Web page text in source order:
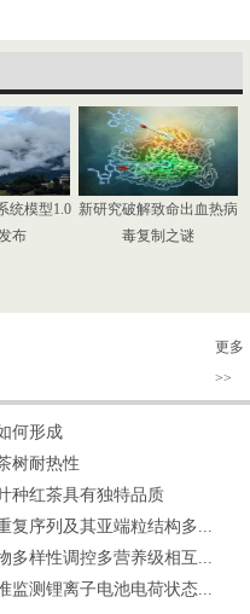
统模型1.0
布
新研究破解致命出血热病
毒复制之谜
更多
>>
何形成
树耐热性
种红茶具有独特品质
复序列及其亚端粒结构多...
多样性调控多营养级相互...
监测锂离子电池电荷状态...